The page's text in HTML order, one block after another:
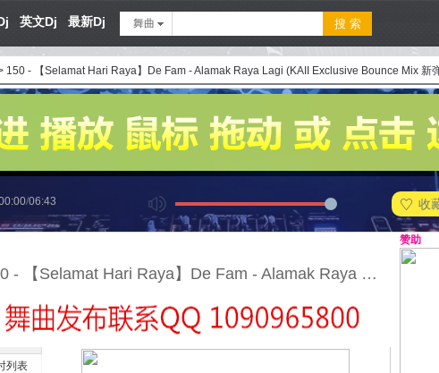
英文Dj 最新Dj 舞曲
150 - 【Selamat Hari Raya】De Fam - Alamak Raya Lagi (KAII Exclusive Bounce Mix 新
收
/06:43
150 - 【Selamat Hari Raya】De Fam - Alamak Raya Lagi (KAII Exclusive Bounce Mix 新弹跳)
列表
赞助